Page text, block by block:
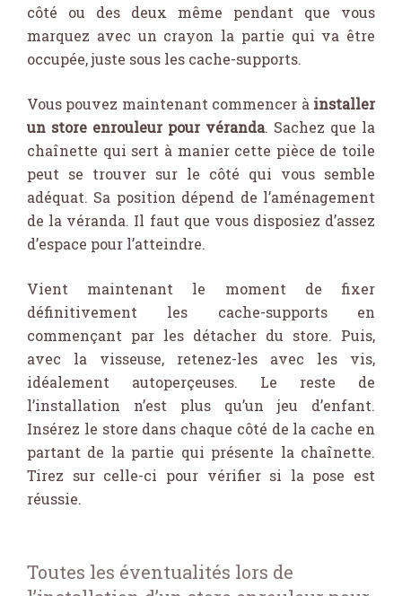
côté ou des deux même pendant que vous
marquez avec un crayon la partie qui va être
occupée, juste sous les cache-supports.
Vous pouvez maintenant commencer à installer
un store enrouleur pour véranda. Sachez que la
chaînette qui sert à manier cette pièce de toile
peut se trouver sur le côté qui vous semble
adéquat. Sa position dépend de l’aménagement
de la véranda. Il faut que vous disposiez d’assez
d’espace pour l’atteindre.
Vient maintenant le moment de fixer
définitivement les cache-supports en
commençant par les détacher du store. Puis,
avec la visseuse, retenez-les avec les vis,
idéalement autoperçeuses. Le reste de
l’installation n’est plus qu’un jeu d’enfant.
Insérez le store dans chaque côté de la cache en
partant de la partie qui présente la chaînette.
Tirez sur celle-ci pour vérifier si la pose est
réussie.
Toutes les éventualités lors de